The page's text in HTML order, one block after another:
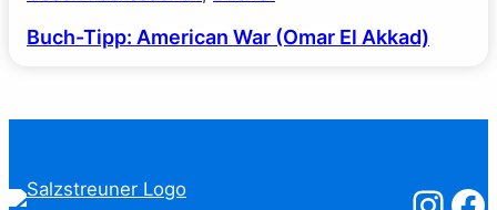
Buch-Tipp: American War (Omar El Akkad)